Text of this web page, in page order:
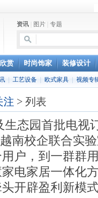
公家具维修服务部成立
资讯 图片 专题
赏 时尚饰家 装修设计
工艺设备 欧式家具 视频专
注 > 列表
态园首批电视
南校企联合实
户，到一群群
电家居一体化
开辟盈利新模